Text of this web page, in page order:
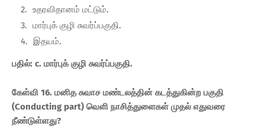
உதரவிதானம் மட்டும்.
மார்புக் குழி சுவர்ப்பகுதி.
இதயம்.
பதில்: c. மார்புக் குழி சுவர்ப்பகுதி.
கேள்வி 16. மனித சுவாச மண்டலத்தின் கடத்துகின்ற பகுதி
(Conducting part) வெளி நாசித்துளைகள் முதல் எதுவரை
நீண்டுள்ளது?